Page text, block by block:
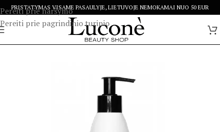
Pereiti prie naršymo
Pereiti prie pagrindinio turinio
PRISTATYMAS VISAME PASAULYJE, LIETUVOJE NEMOKAMAI NUO 50 EUR